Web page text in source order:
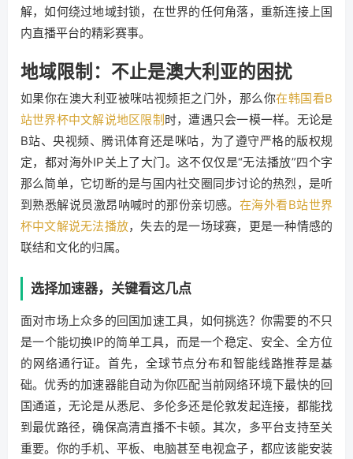
解，如何绕过地域封锁，在世界的任何角落，重新连接上国
内直播平台的精彩赛事。
地域限制：不止是澳大利亚的困扰
如果你在澳大利亚被咪咕视频拒之门外，那么你在韩国看B
站世界杯中文解说地区限制时，遭遇只会一模一样。无论是
B站、央视频、腾讯体育还是咪咕，为了遵守严格的版权规
定，都对海外IP关上了大门。这不仅仅是“无法播放”四个字
那么简单，它切断的是与国内社交圈同步讨论的热烈，是听
到熟悉解说员激昂呐喊时的那份亲切感。 在海外看B站世界
杯中文解说无法播放，失去的是一场球赛，更是一种情感的
联结和文化的归属。
选择加速器，关键看这几点
面对市场上众多的回国加速工具，如何挑选？你需要的不只
是一个能切换IP的简单工具，而是一个稳定、安全、全方位
的网络通行证。首先，全球节点分布和智能线路推荐是基
础。优秀的加速器能自动为你匹配当前网络环境下最快的回
国通道，无论是从悉尼、多伦多还是伦敦发起连接，都能找
到最优路径，确保高清直播不卡顿。其次，多平台支持至关
重要。你的手机、平板、电脑甚至电视盒子，都应该能安装